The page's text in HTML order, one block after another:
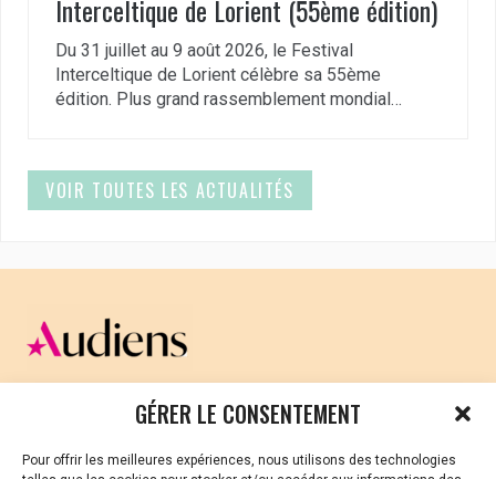
GÉRER LE CONSENTEMENT
Pour offrir les meilleures expériences, nous utilisons des technologies
Interceltique de Lorient (55ème édition)
Du 31 juillet au 9 août 2026, le Festival
Interceltique de Lorient célèbre sa 55ème
édition. Plus grand rassemblement mondial…
VOIR TOUTES LES ACTUALITÉS
CELLULE D’ÉCOUTE ET DE SOUTIEN PSYCHOLOGIQUE ET
Vous avez été témoin ou vous êtes victime de VSS ? Ou